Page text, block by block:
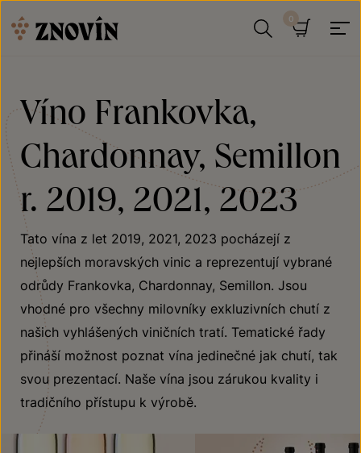
Víno Frankovka,
Chardonnay, Semillon
r. 2019, 2021, 2023
Tato vína z let 2019, 2021, 2023 pocházejí z
nejlepších moravských vinic a reprezentují vybrané
odrůdy Frankovka, Chardonnay, Semillon. Jsou
vhodné pro všechny milovníky exkluzivních chutí z
našich vyhlášených viničních tratí. Tematické řady
přináší možnost poznat vína jedinečné jak chutí, tak
svou prezentací. Naše vína jsou zárukou kvality i
tradičního přístupu k výrobě.